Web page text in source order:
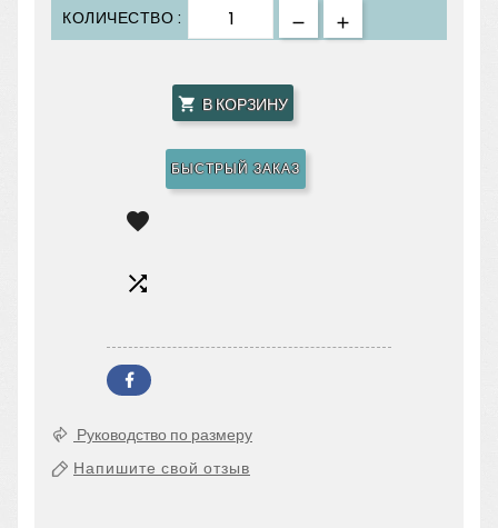
КОЛИЧЕСТВО :
 В КОРЗИНУ
БЫСТРЫЙ ЗАКАЗ


Руководство по размеру
Напишите свой отзыв